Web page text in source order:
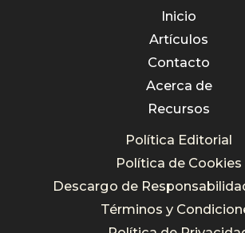
Inicio
Artículos
Contacto
Acerca de
Recursos
Política Editorial
Política de Cookies
Descargo de
Términos y